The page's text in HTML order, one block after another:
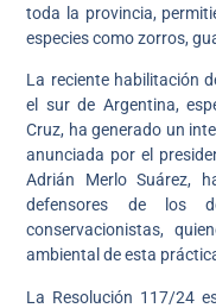
toda la provincia,
especies como zorros,
La reciente habilitación
el sur de Argentina,
Cruz, ha generado un
anunciada por el
Adrián Merlo Suárez,
defensores de los
conservacionistas,
ambiental de esta
La Resolución 117/24